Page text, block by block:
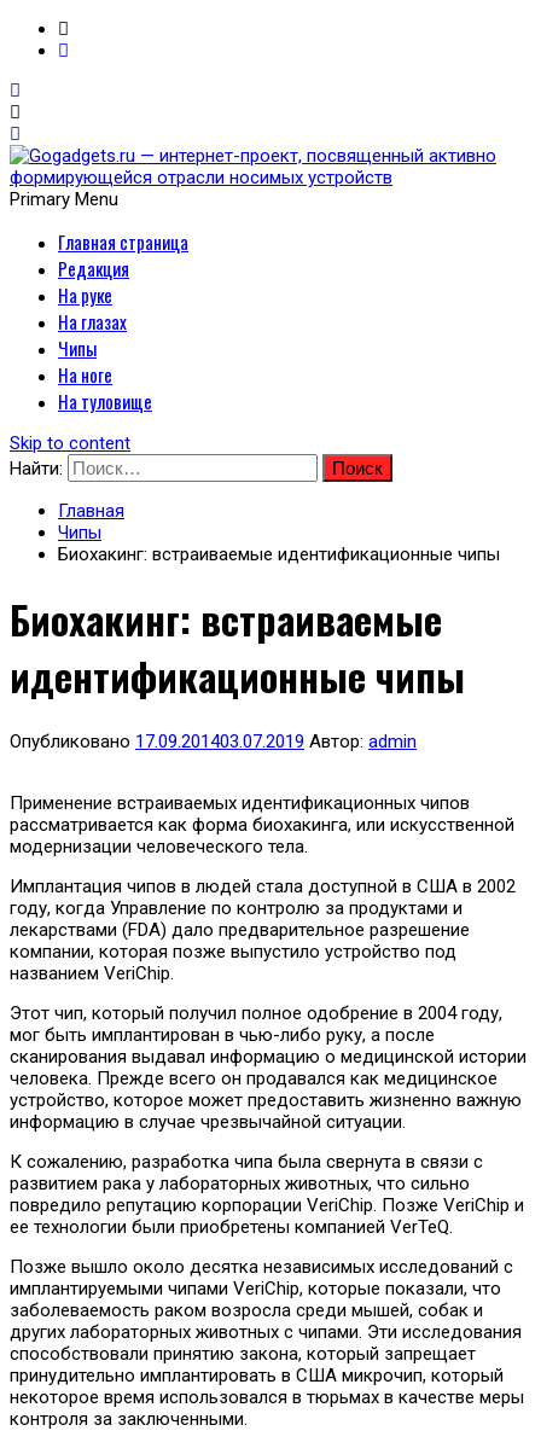
Gogadgets.ru — интернет-
проект, посвященный
активно формирующейся
отрасли носимых
устройств
Primary Menu
Главная страница
Редакция
На руке
На глазах
Чипы
На ноге
На туловище
Skip to content
Найти:
Главная
Чипы
Биохакинг: встраиваемые идентификационные чипы
Биохакинг: встраиваемые
идентификационные чипы
Опубликовано 17.09.201403.07.2019 Автор: admin
Применение встраиваемых идентификационных чипов
рассматривается как форма биохакинга, или искусственной
модернизации человеческого тела.
Имплантация чипов в людей стала доступной в США в 2002
году, когда Управление по контролю за продуктами и
лекарствами (FDA) дало предварительное разрешение
компании, которая позже выпустило устройство под
названием VeriChip.
Этот чип, который получил полное одобрение в 2004 году,
мог быть имплантирован в чью-либо руку, а после
сканирования выдавал информацию о медицинской истории
человека. Прежде всего он продавался как медицинское
устройство, которое может предоставить жизненно важную
информацию в случае чрезвычайной ситуации.
К сожалению, разработка чипа была свернута в связи с
развитием рака у лабораторных животных, что сильно
повредило репутацию корпорации VeriChip. Позже VeriChip и
ее технологии были приобретены компанией VerTeQ.
Позже вышло около десятка независимых исследований с
имплантируемыми чипами VeriChip, которые показали, что
заболеваемость раком возросла среди мышей, собак и
других лабораторных животных с чипами. Эти исследования
способствовали принятию закона, который запрещает
принудительно имплантировать в США микрочип, который
некоторое время использовался в тюрьмах в качестве меры
контроля за заключенными.